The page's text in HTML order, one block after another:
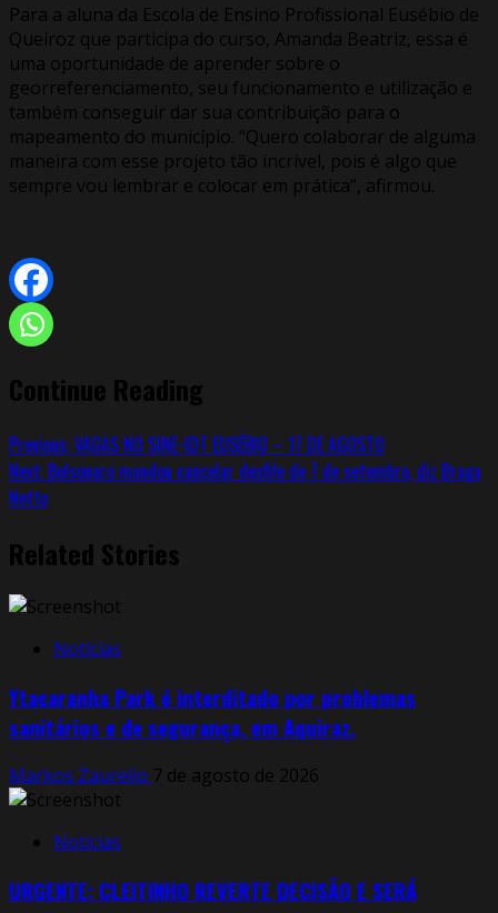
Para a aluna da Escola de Ensino Profissional Eusébio de
Queiroz que participa do curso, Amanda Beatriz, essa é
uma oportunidade de aprender sobre o
georreferenciamento, seu funcionamento e utilização e
também conseguir dar sua contribuição para o
mapeamento do município. “Quero colaborar de alguma
maneira com esse projeto tão incrível, pois é algo que
sempre vou lembrar e colocar em prática”, afirmou.
Continue Reading
Previous:VAGAS NO SINE-IDT EUSÉBIO – 17 DE AGOSTO
Next: Bolsonaro mandou cancelar desfile de 7 de setembro, diz Braga
Netto
Related Stories
Notícias
Ytacaranha Park é interditado por problemas
sanitários e de segurança, em Aquiraz.
Markos Zaurelio 7 de agosto de 2026
Notícias
URGENTE: CLEITINHO REVERTE DECISÃO E SERÁ